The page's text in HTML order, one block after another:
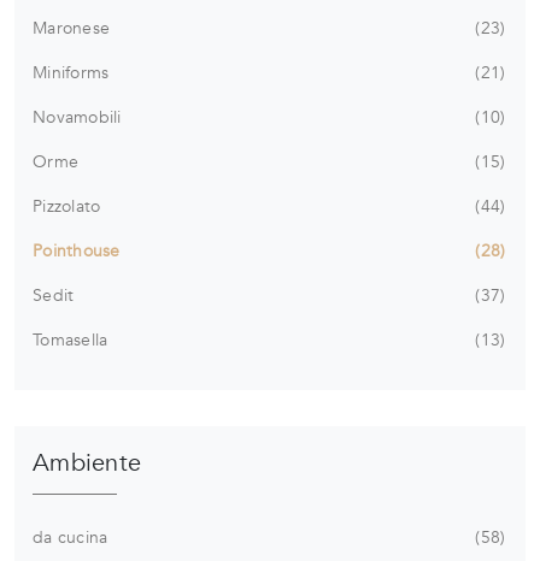
Maronese
23
Miniforms
21
Novamobili
10
Orme
15
Pizzolato
44
Pointhouse
28
Sedit
37
Tomasella
13
Ambiente
da cucina
58